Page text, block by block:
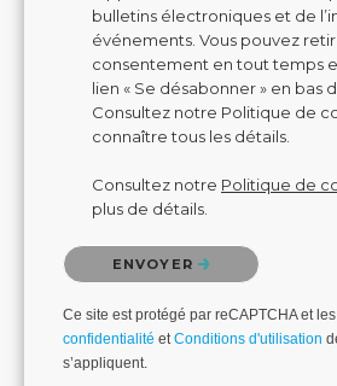
bulletins électroniques et de
événements. Vous pouvez
consentement en tout temps
lien « Se désabonner » en bas
Consultez notre Politique de
connaître tous les détails.
Consultez notre Politique de
plus de détails.
Veuillez confirmer que vous n'êtes
ENVOYER
Ce site est protégé par reCAPTCHA et les
confidentialité etConditions d'utilisation
s’appliquent.